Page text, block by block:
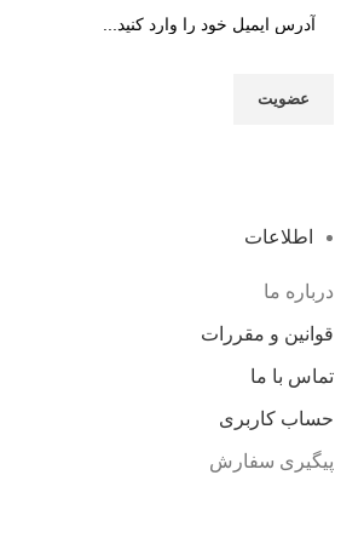
اطلاعات
درباره ما
قوانین و مقررات
تماس با ما
حساب کاربری
پیگیری سفارش